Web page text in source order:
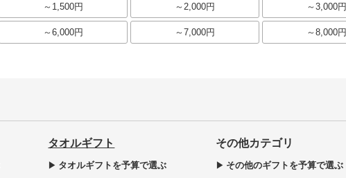
～1,500円 ～2,000円 ～3,000円
～6,000円 ～7,000円 ～8,000円
タオルギフト
タオルギフトを予算で選ぶ
その他カテゴリ
その他のギフトを予算で選ぶ